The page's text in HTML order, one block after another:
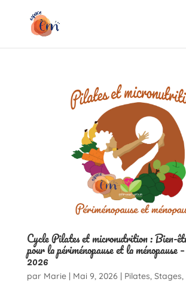
Cycle Pilates et micronutrition : Bien-
pour la périménopause et la ménopause
2026
par Marie| Mai 9, 2026 | Pilates, Stages,